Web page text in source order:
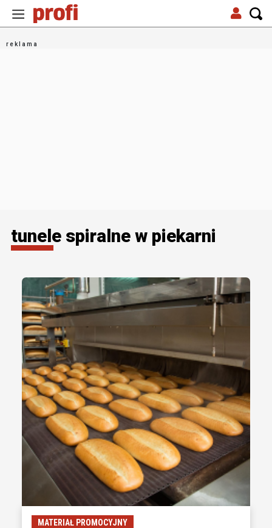
tunele spiralne w piekarni
MATERIAŁ PROMOCYJNY